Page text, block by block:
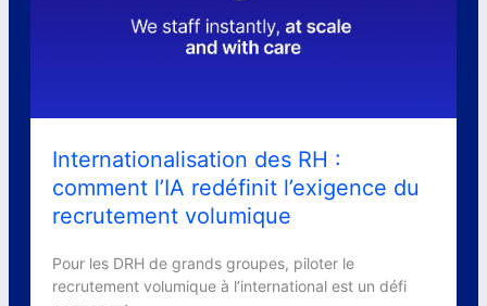
Internationalisation des RH :
comment l’IA redéfinit l’exigence du
recrutement volumique
Pour les DRH de grands groupes, piloter le
recrutement volumique à l’international est un défi